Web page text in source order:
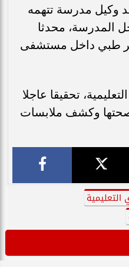
وكيل مدرسة تتهمه
المدرسة، محدثا
طبي داخل مستشفى
تحقيقا عاجلا
وكشف ملابسات
التعليمية